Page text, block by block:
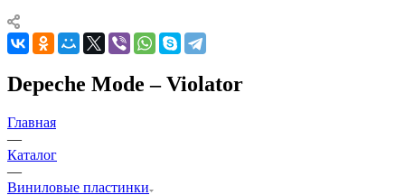
Depeche Mode – Violator
Главная
—
Каталог
—
Виниловые пластинки